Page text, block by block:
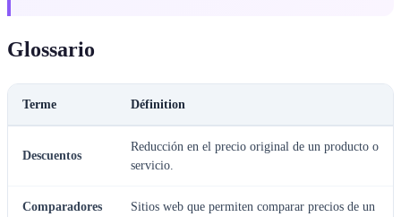
Glossario
Terme Définition
Descuentos
Reducción en el precio original de un producto o
servicio.
Comparadores
Sitios web que permiten comparar precios de un